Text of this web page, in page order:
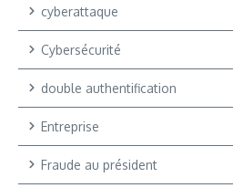
cyberattaque
Cybersécurité
double authentification
Entreprise
Fraude au président